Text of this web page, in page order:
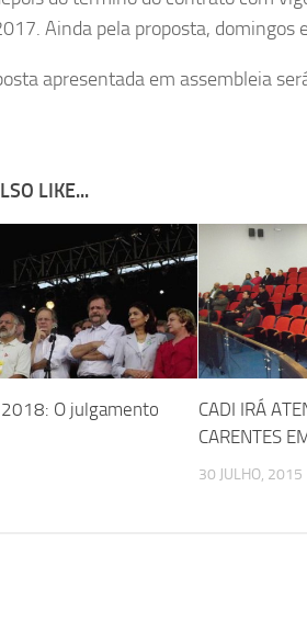
Ainda pela proposta,
apresentada em assembleia
LIKE...
O julgamento
CADI IRÁ
CARENTES
30 JULHO, 2015